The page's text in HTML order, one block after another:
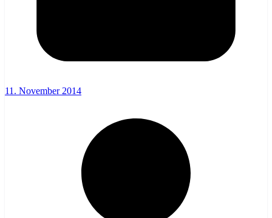
11. November 2014